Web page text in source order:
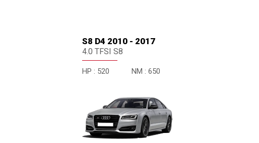
S8 D4 2010 - 2017
4.0 TFSI S8
HP : 520 NM : 650